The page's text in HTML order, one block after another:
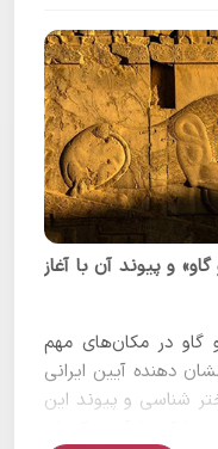
و پیوند آن با آغاز
گاو در مکان‌های مهم
دهنده آیین ایرانی
شناسی و پیوند این